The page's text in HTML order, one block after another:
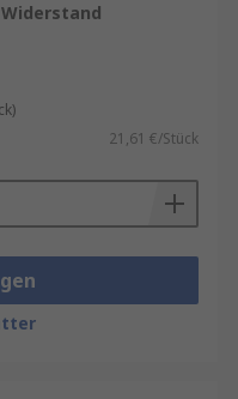
21,61 €/Stück